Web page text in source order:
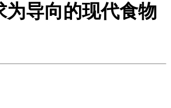
为导向的现代食物